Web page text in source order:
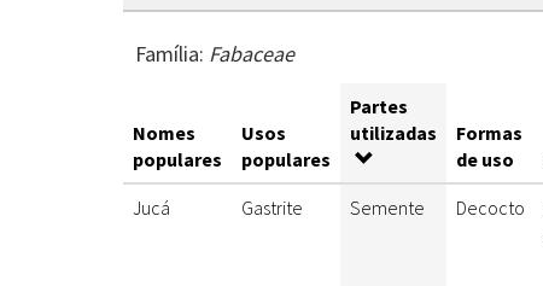
Família: Fabaceae
Nomes
populares
Usos
populares
Partes
utilizadas
Formas
de uso
Jucá
Gastrite Semente Decocto